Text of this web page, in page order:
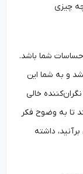
شما باشد.
شما این
خالی
به وضوح فکر
داشته